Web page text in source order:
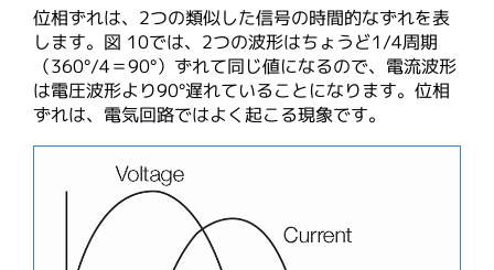
位相ずれは、2つの類似した信号の時間的なずれを表
します。図 10では、2つの波形はちょうど1/4周期
（360°/4＝90°）ずれて同じ値になるので、電流波形
は電圧波形より90°遅れていることになります。位相
ずれは、電気回路ではよく起こる現象です。